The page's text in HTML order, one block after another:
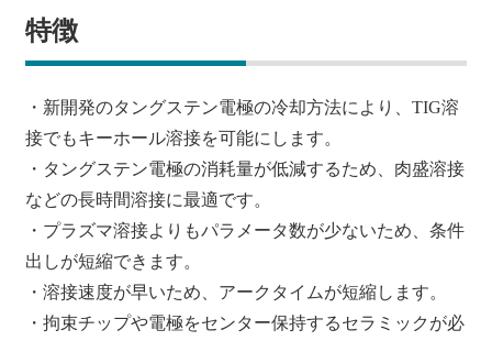
特徴
・新開発のタングステン電極の冷却方法により、TIG溶
接でもキーホール溶接を可能にします。
・タングステン電極の消耗量が低減するため、肉盛溶接
などの長時間溶接に最適です。
・プラズマ溶接よりもパラメータ数が少ないため、条件
出しが短縮できます。
・溶接速度が早いため、アークタイムが短縮します。
・拘束チップや電極をセンター保持するセラミックが必